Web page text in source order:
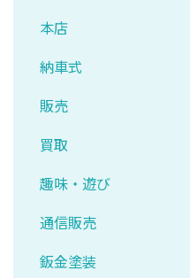
本店
納車式
販売
買取
趣味・遊び
通信販売
鈑金塗装